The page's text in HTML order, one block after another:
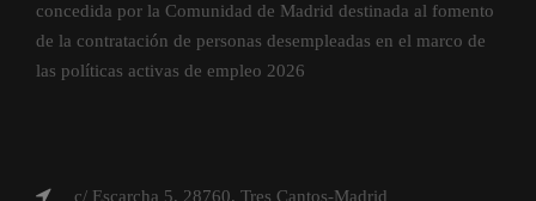
concedida por la Comunidad de Madrid destinada al fomento
de la contratación de personas desempleadas en el marco de
las políticas activas de empleo 2026
c/ Escarcha 5, 28760, Tres Cantos-Madrid